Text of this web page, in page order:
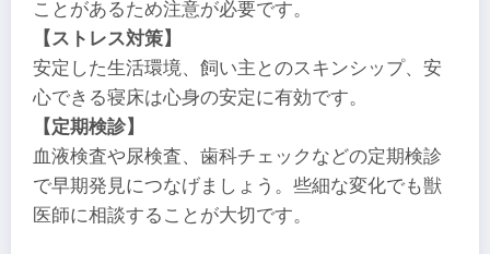
ことがあるため注意が必要です。
【ストレス対策】
安定した生活環境、飼い主とのスキンシップ、安
心できる寝床は心身の安定に有効です。
【定期検診】
血液検査や尿検査、歯科チェックなどの定期検診
で早期発見につなげましょう。些細な変化でも獣
医師に相談することが大切です。